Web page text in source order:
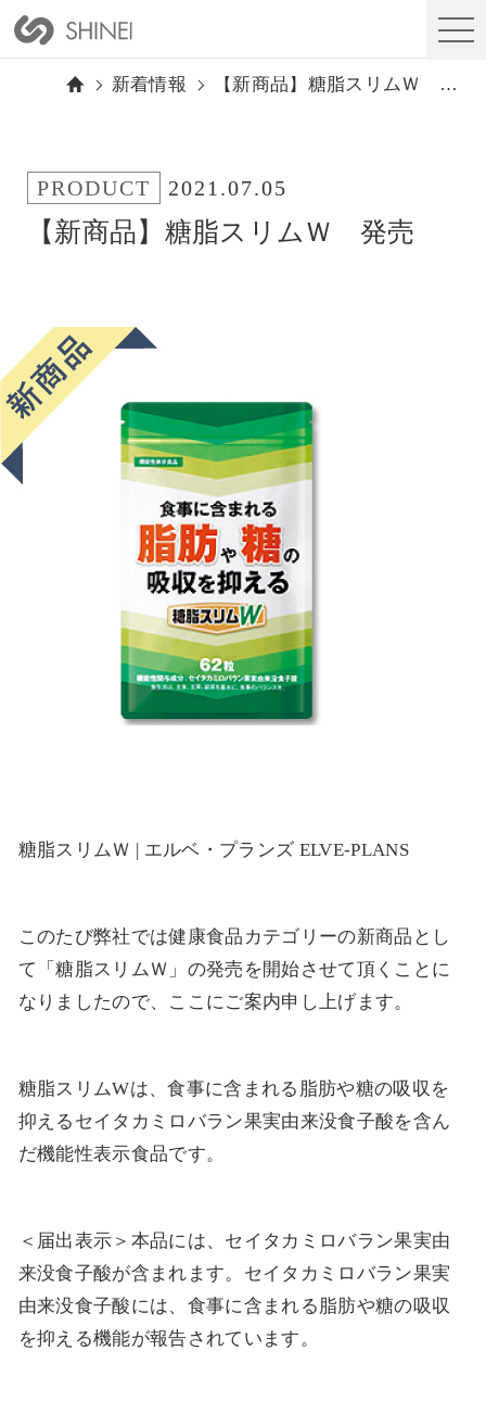
新着情報 【新商品】糖脂スリムＷ 発売
PRODUCT 2021.07.05
【新商品】糖脂スリムＷ 発売
糖脂スリムＷ | エルベ・プランズ ELVE-PLANS
このたび弊社では健康食品カテゴリーの新商品とし
て「糖脂スリムＷ」の発売を開始させて頂くことに
なりましたので、ここにご案内申し上げます。
糖脂スリムWは、食事に含まれる脂肪や糖の吸収を
抑えるセイタカミロバラン果実由来没食子酸を含ん
だ機能性表示食品です。
＜届出表示＞本品には、セイタカミロバラン果実由
来没食子酸が含まれます。セイタカミロバラン果実
由来没食子酸には、食事に含まれる脂肪や糖の吸収
を抑える機能が報告されています。